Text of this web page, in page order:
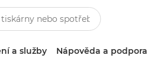
a služby Nápověda a podpora